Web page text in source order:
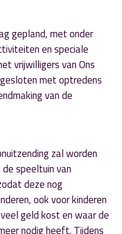
gepland, met onder
en speciale
vrijwilligers van Ons
met optredens
van de
zal worden
speeltuin van
deze nog
ook voor kinderen
geld kost en waar de
nodig heeft. Tijdens